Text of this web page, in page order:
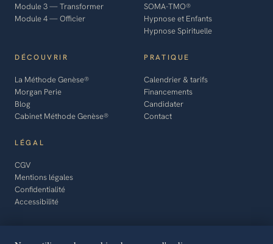
Module 3 — Transformer
Module 4 — Officier
SOMA-TMO®
Hypnose et Enfants
Hypnose Spirituelle
DÉCOUVRIR
La Méthode Genèse®
Morgan Perie
Blog
Cabinet Méthode Genèse®
PRATIQUE
Calendrier & tarifs
Financements
Candidater
Contact
LÉGAL
CGV
Mentions légales
Confidentialité
Accessibilité